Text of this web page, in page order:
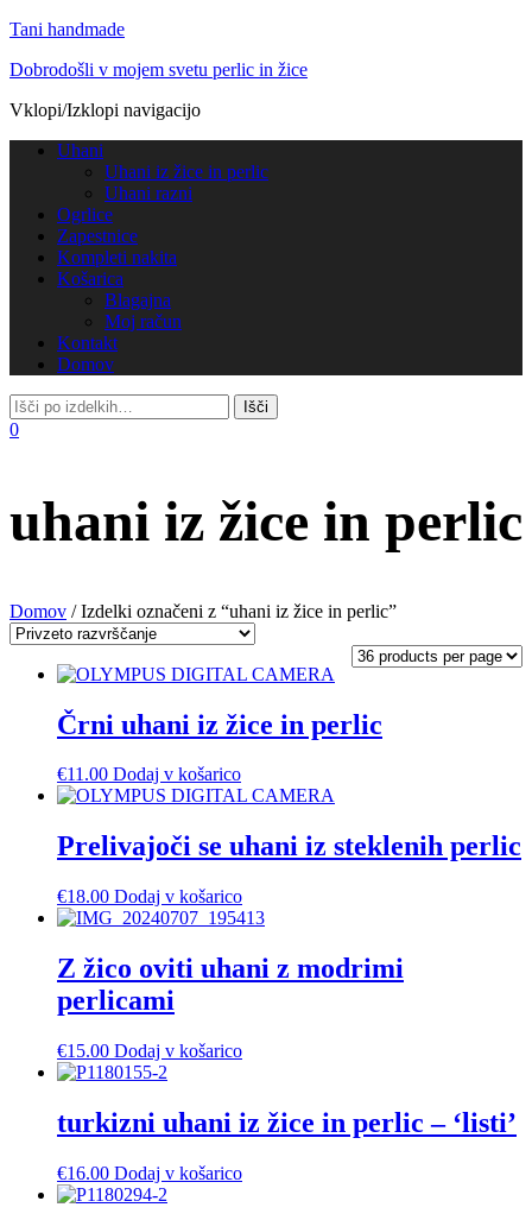
Tani handmade
Dobrodošli v mojem svetu perlic in žice
Vklopi/Izklopi navigacijo
Uhani
Uhani iz žice in perlic
Uhani razni
Ogrlice
Zapestnice
Kompleti nakita
Košarica
Blagajna
Moj račun
Kontakt
Domov
0
uhani iz žice in perlic
Domov / Izdelki označeni z “uhani iz žice in perlic”
Črni uhani iz žice in perlic
€11.00 Dodaj v košarico
Prelivajoči se uhani iz steklenih perlic
€18.00 Dodaj v košarico
Z žico oviti uhani z modrimi
perlicami
€15.00 Dodaj v košarico
turkizni uhani iz žice in perlic – ‘listi’
€16.00 Dodaj v košarico